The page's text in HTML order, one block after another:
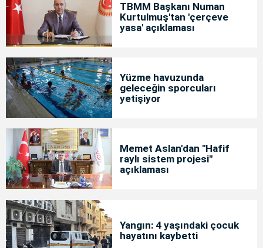
TBMM Başkanı Numan
Kurtulmuş'tan 'çerçeve
yasa' açıklaması
Yüzme havuzunda
geleceğin sporcuları
yetişiyor
Memet Aslan'dan "Hafif
raylı sistem projesi"
açıklaması
Yangın: 4 yaşındaki çocuk
hayatını kaybetti